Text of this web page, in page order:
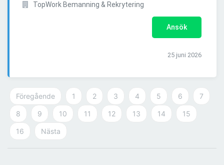
TopWork Bemanning & Rekrytering
Ansök
25 juni 2026
Föregående 1 2 3 4 5 6 7
8 9 10 11 12 13 14 15
16 Nästa